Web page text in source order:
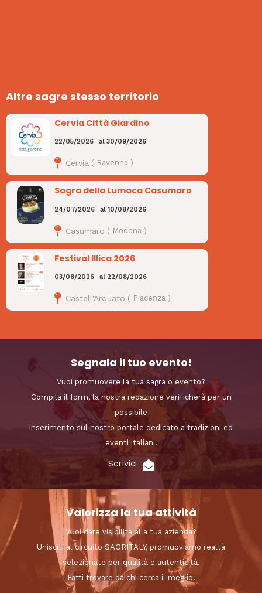
Altre sagre stesso territorio
Cervia Città Giardino
22/05/2026 al 30/09/2026
Cervia ( Ravenna)
Sagra della Lumaca Casumaro
24/07/2026 al 10/08/2026
Casumaro ( Modena )
Festival Illica 2026
03/08/2026 al 22/08/2026
Castell'Arquato ( Piacenza)
Segnala il tuo evento!
Vuoi promuovere la tua sagra o evento?
Compila il form, la nostra redazione verificherà per un
possibile
inserimento sul nostro portale dedicato a tradizioni ed
eventi italiani.
Scrivici
Valorizza la tua attività
Vuoi dare visibilità alla tua azienda?
Unisciti al circuito SAGRITALY, promuoviamo realtà
selezionate per qualità e autenticità.
Fatti trovare da chi cerca il meglio!